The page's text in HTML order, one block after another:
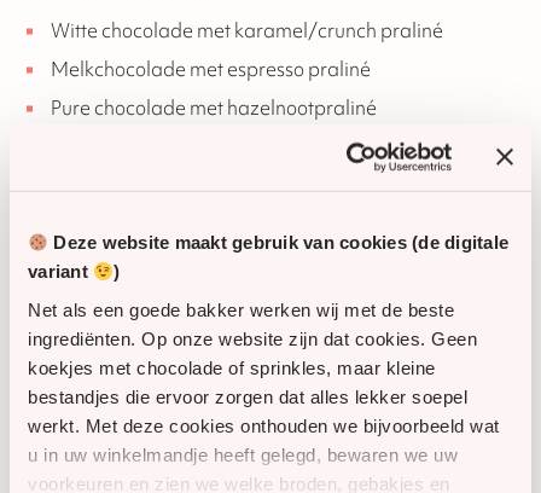
Deze website maakt gebruik van cookies (de digitale
variant
)
Net als een goede bakker werken wij met de beste
ingrediënten. Op onze website zijn dat cookies. Geen
koekjes met chocolade of sprinkles, maar kleine
bestandjes die ervoor zorgen dat alles lekker soepel
werkt. Met deze cookies onthouden we bijvoorbeeld wat
u in uw winkelmandje heeft gelegd, bewaren we uw
voorkeuren en zien we welke broden, gebakjes en
Witte chocolade met karamel/crunch praliné
Melkchocolade met espresso praliné
Pure chocolade met hazelnootpraliné
Een uitgebalanceerde combinatie van romige, intense
en zoete smaken voor een luxe chocoladebeleving.
Product kenmerken
Roomboter kerststol met amandelspijs (500 gram)
Doosje met luxe kerstpralines (3 smaken)
Ambachtelijk en feestelijk samengesteld
Verpakt in een stijlvolle geschenktas
Geschikt als relatiegeschenk of kerstpakket